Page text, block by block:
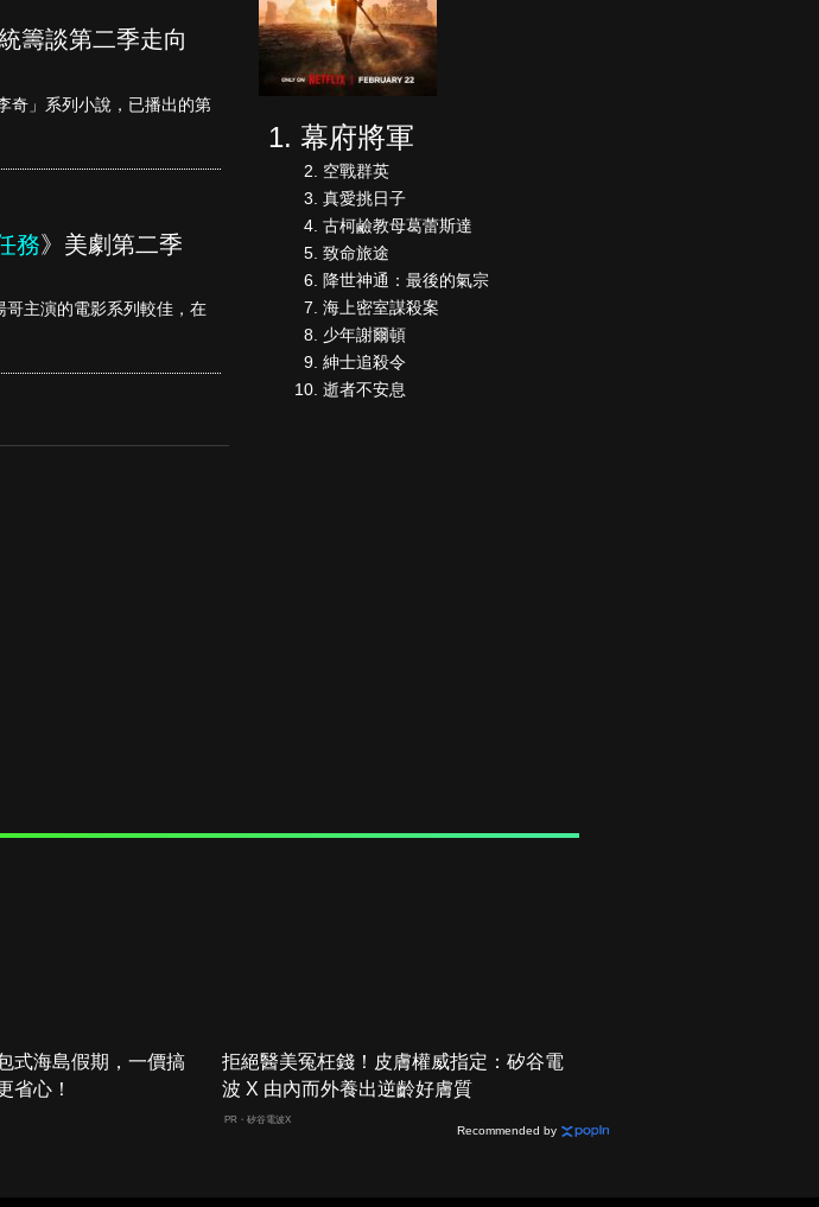
籌談第二季走向
奇」系列小說，已播出的第
務》美劇第二季
主演的電影系列較佳，在
幕府將軍
空戰群英
真愛挑日子
古柯鹼教母葛蕾斯達
致命旅途
降世神通：最後的氣宗
海上密室謀殺案
少年謝爾頓
紳士追殺令
逝者不安息
式海島假期，一價搞
省心！
拒絕醫美冤枉錢！皮膚權威指定：矽谷電
波 X 由內而外養出逆齡好膚質
PR・矽谷電波X
Recommended by